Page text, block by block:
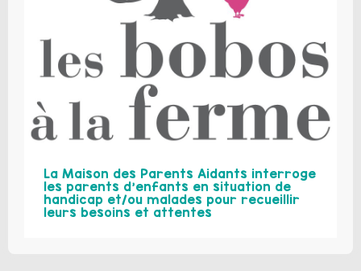
La Maison des Parents Aidants interroge
les parents d’enfants en situation de
handicap et/ou malades pour recueillir
leurs besoins et attentes